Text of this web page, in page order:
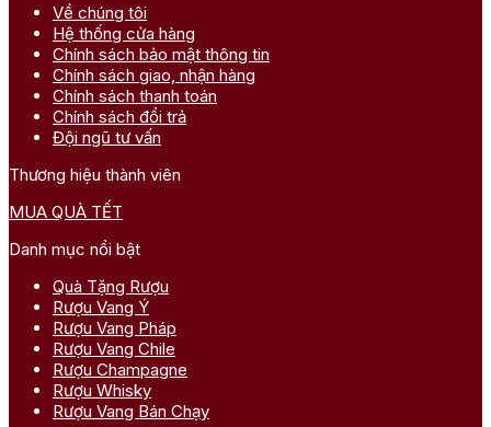
Về chúng tôi
Hệ thống cửa hàng
Chính sách bảo mật thông tin
Chính sách giao, nhận hàng
Chính sách thanh toán
Chính sách đổi trả
Đội ngũ tư vấn
Thương hiệu thành viên
MUA QUÀ TẾT
Danh mục nổi bật
Quà Tặng Rượu
Rượu Vang Ý
Rượu Vang Pháp
Rượu Vang Chile
Rượu Champagne
Rượu Whisky
Rượu Vang Bán Chạy